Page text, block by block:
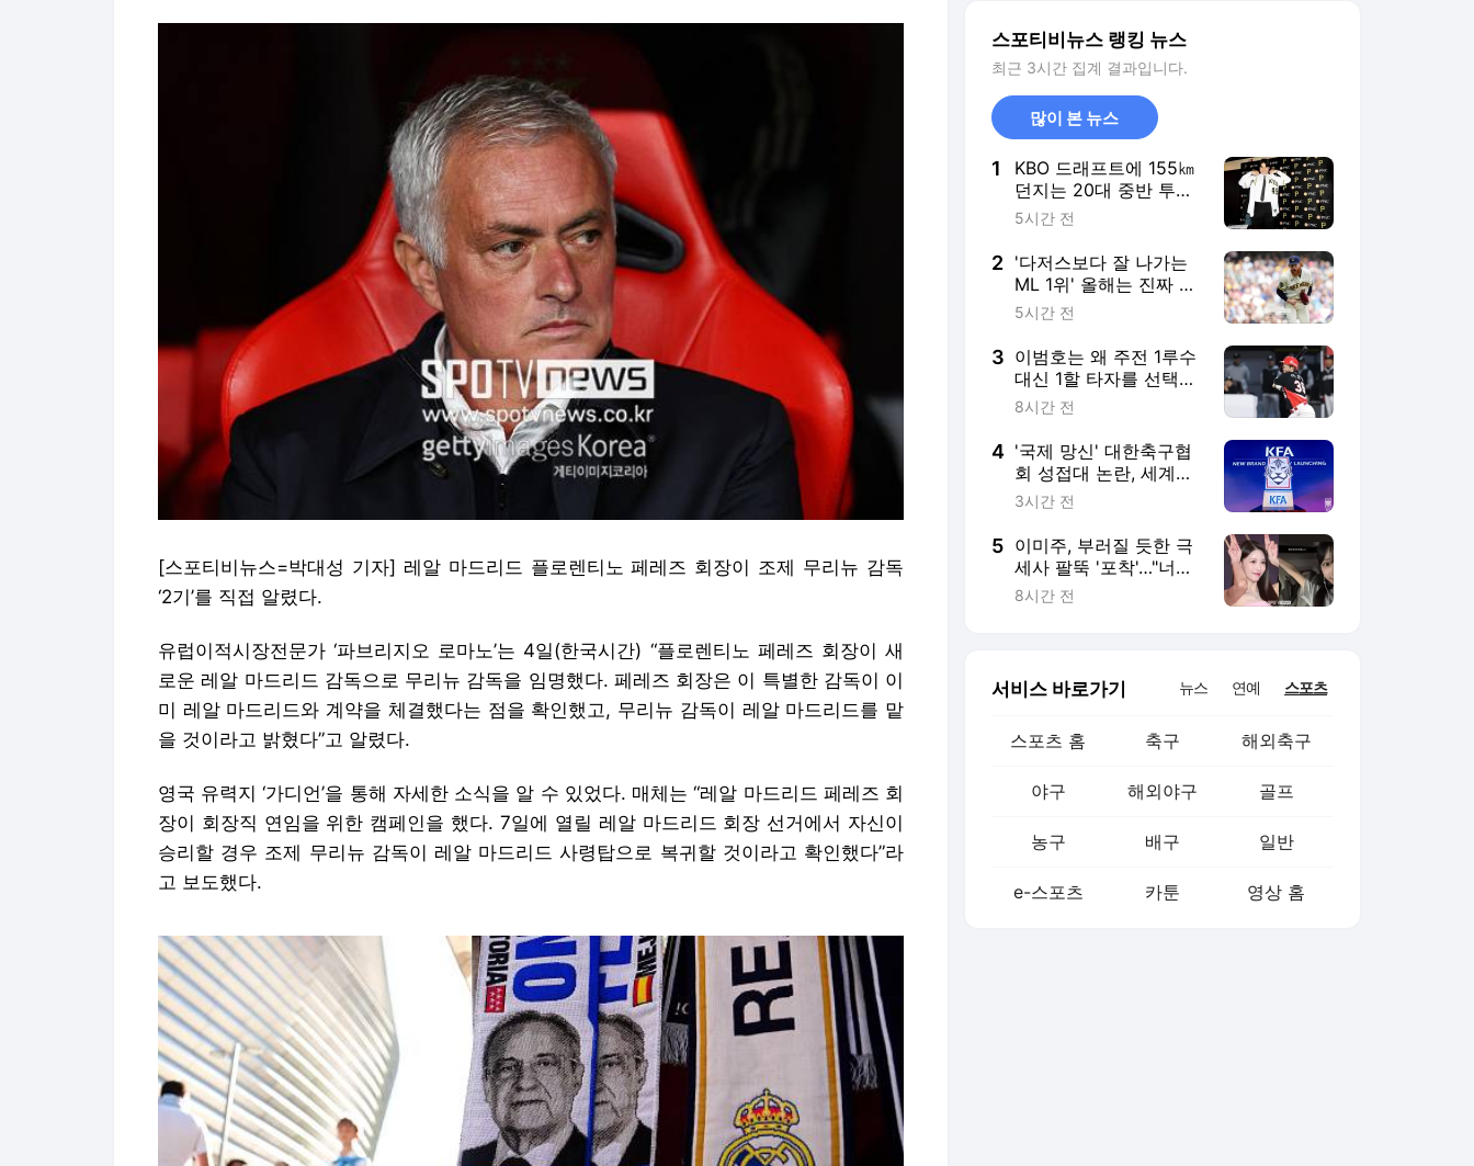
[스포티비뉴스=박대성 기자] 레알 마드리드 플로렌티노 페레즈 회장이 조제 무리뉴 감독
‘2기’를 직접 알렸다.
유럽이적시장전문가 ‘파브리지오 로마노’는 4일(한국시간) “플로렌티노 페레즈 회장이 새
로운 레알 마드리드 감독으로 무리뉴 감독을 임명했다. 페레즈 회장은 이 특별한 감독이 이
미 레알 마드리드와 계약을 체결했다는 점을 확인했고, 무리뉴 감독이 레알 마드리드를 맡
을 것이라고 밝혔다”고 알렸다.
영국 유력지 ‘가디언’을 통해 자세한 소식을 알 수 있었다. 매체는 “레알 마드리드 페레즈 회
장이 회장직 연임을 위한 캠페인을 했다. 7일에 열릴 레알 마드리드 회장 선거에서 자신이
승리할 경우 조제 무리뉴 감독이 레알 마드리드 사령탑으로 복귀할 것이라고 확인했다”라
고 보도했다.
스포티비뉴스 랭킹 뉴스
최근 3시간 집계 결과입니다.
많이 본 뉴스
1
KBO 드래프트에 155㎞
던지는 20대 중반 투수
등장한다고? “도대체 무
5시간 전
2 '다저스보다 잘 나가는
ML 1위' 올해는 진짜 우
승? 벌써 159km 트레이
5시간 전
3 이범호는 왜 주전 1루수
대신 1할 타자를 선택했
나… 복잡한 그림 있으
8시간 전
4 '국제 망신' 대한축구협
회 성접대 논란, 세계로
퍼진다...2002 4강 신화
란 재소환'
3시간 전
5 이미주, 부러질 듯한 극
세사 팔뚝 '포착'…"너무
뺀거 아니야" 팬들 걱정
8시간 전
서비스 바로가기 뉴스 연예 스포츠
스포츠 홈 축구 해외축구
야구 해외야구 골프
농구 배구 일반
e-스포츠 카툰 영상 홈